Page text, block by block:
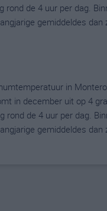
de 4 uur per dag.
gemiddeldes
in
in december uit op 4
de 4 uur per dag.
gemiddeldes